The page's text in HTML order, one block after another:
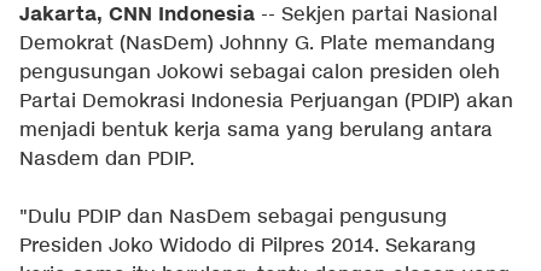
Jakarta, CNN Indonesia -- Sekjen partai Nasional
Demokrat (NasDem) Johnny G. Plate memandang
pengusungan Jokowi sebagai calon presiden oleh
Partai Demokrasi Indonesia Perjuangan (PDIP) akan
menjadi bentuk kerja sama yang berulang antara
Nasdem dan PDIP.
"Dulu PDIP dan NasDem sebagai pengusung
Presiden Joko Widodo di Pilpres 2014. Sekarang